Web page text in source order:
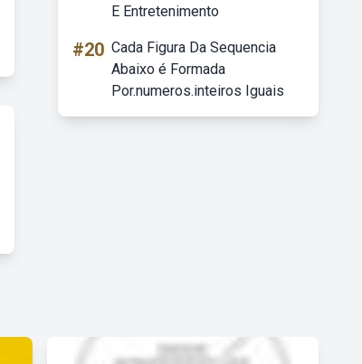
E Entretenimento
#20 Cada Figura Da Sequencia
Abaixo é Formada
Por.numeros.inteiros Iguais